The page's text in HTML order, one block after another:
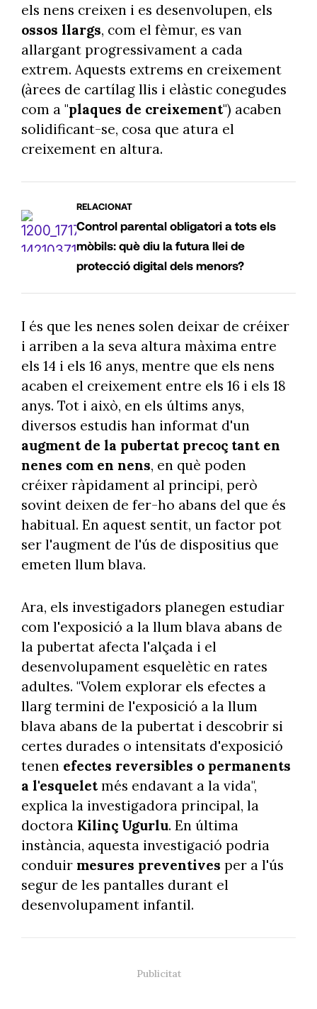
els nens creixen i es desenvolupen, els
ossos llargs, com el fèmur, es van
allargant progressivament a cada
extrem. Aquests extrems en creixement
(àrees de cartílag llis i elàstic conegudes
com a "plaques de creixement") acaben
solidificant-se, cosa que atura el
creixement en altura.
RELACIONAT
Control parental obligatori a tots els
mòbils: què diu la futura llei de
protecció digital dels menors?
I és que les nenes solen deixar de créixer
i arriben a la seva altura màxima entre
els 14 i els 16 anys, mentre que els nens
acaben el creixement entre els 16 i els 18
anys. Tot i això, en els últims anys,
diversos estudis han informat d'un
augment de la pubertat precoç tant en
nenes com en nens, en què poden
créixer ràpidament al principi, però
sovint deixen de fer-ho abans del que és
habitual. En aquest sentit, un factor pot
ser l'augment de l'ús de dispositius que
emeten llum blava.
Ara, els investigadors planegen estudiar
com l'exposició a la llum blava abans de
la pubertat afecta l'alçada i el
desenvolupament esquelètic en rates
adultes. "Volem explorar els efectes a
llarg termini de l'exposició a la llum
blava abans de la pubertat i descobrir si
certes durades o intensitats d'exposició
tenen efectes reversibles o permanents
a l'esqueletmés endavant a la vida",
explica la investigadora principal, la
doctora Kilinç Ugurlu. En última
instància, aquesta investigació podria
conduir mesures preventives per a l'ús
segur de les pantalles durant el
desenvolupament infantil.